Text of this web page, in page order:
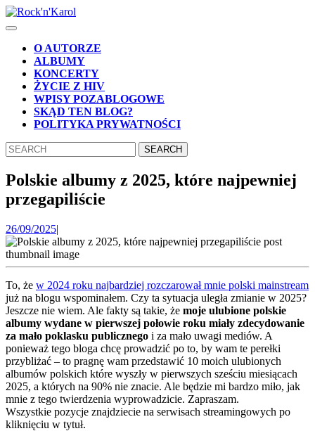
Skip
to
Skip
content
Open
ButtonO AUTORZE
ALBUMY
KONCERTY
ŻYCIE Z HIV
WPISY POZABLOGOWE
SKĄD TEN BLOG?
POLITYKA PRYWATNOŚCI
CLOSE
BUTTON
Search
for:
Polskie albumy z 2025, które najpewniej
przegapiliście
26/09/202526/09/2025
|
To, że w 2024 roku najbardziej rozczarował mnie polski mainstream
już na blogu wspominałem. Czy ta sytuacja uległa zmianie w 2025?
Jeszcze nie wiem. Ale fakty są takie, że moje ulubione polskie
albumy wydane w pierwszej połowie roku miały zdecydowanie
za mało poklasku publicznego i za mało uwagi mediów. A
ponieważ tego bloga chcę prowadzić po to, by wam te perełki
przybliżać – to pragnę wam przedstawić 10 moich ulubionych
albumów polskich które wyszły w pierwszych sześciu miesiącach
2025, a których na 90% nie znacie. Ale będzie mi bardzo miło, jak
mnie z tego twierdzenia wyprowadzicie. Zapraszam.
Wszystkie pozycje znajdziecie na serwisach streamingowych po
kliknięciu w tytuł.